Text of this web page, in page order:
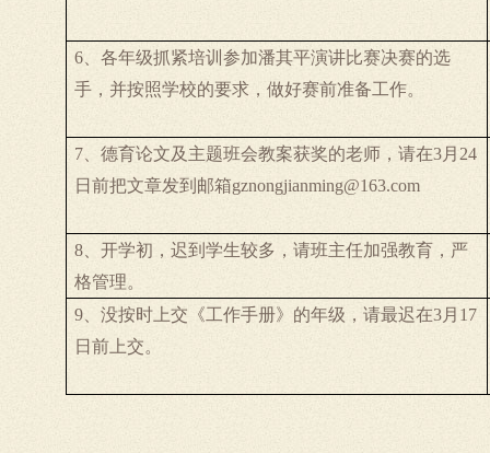
6 、各年级抓紧培训参加潘其平演讲比赛决赛的选
手，并按照学校的要求，做好赛前准备工作。
7 、德育论文及主题班会教案获奖的老师，请在3月 24
日前把文章发到邮箱gznongjianming@163.com
8 、开学初，迟到学生较多，请班主任加强教育，严
格管理。
9 、没按时上交《工作手册》的年级，请最迟在3月 17
日前上交。